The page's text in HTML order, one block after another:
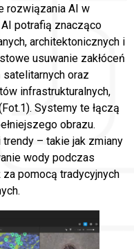
rozwiązania AI w
potrafią znacząco
architektonicznych i
usuwanie zakłóceń
oraz
infrastrukturalnych,
Systemy te łączą
obrazu.
– takie jak zmiany
wody podczas
pomocą tradycyjnych